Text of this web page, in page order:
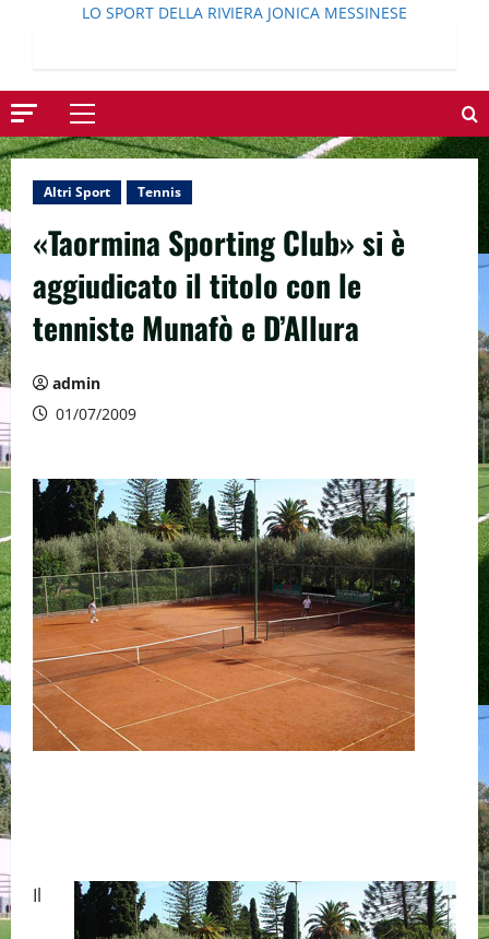
LO SPORT DELLA RIVIERA JONICA MESSINESE
Menu
principale
Altri Sport Tennis
«Taormina Sporting Club» si è
aggiudicato il titolo con le
tenniste Munafò e D’Allura
admin
01/07/2009
Il